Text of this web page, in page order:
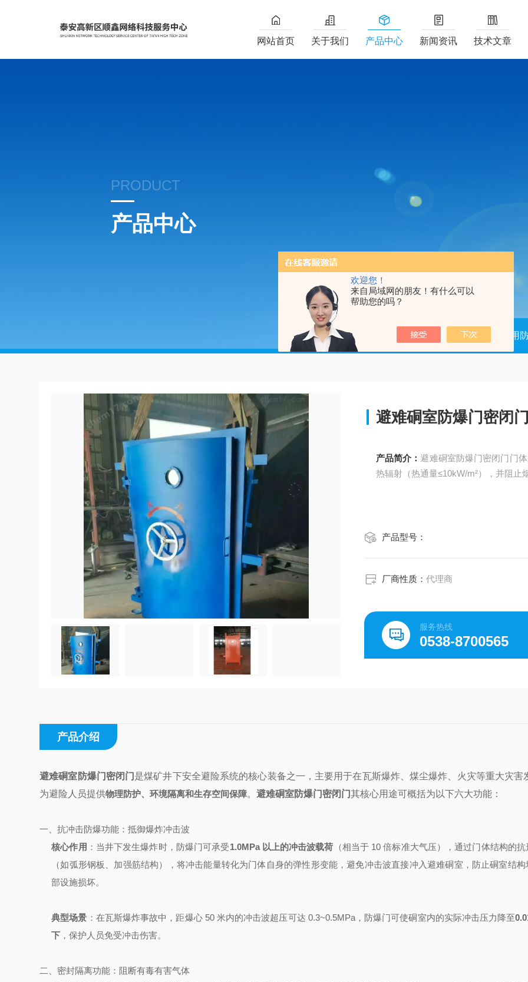
欢迎您！
来自局域网的朋友！有什么可以
帮助您的吗？
网站首页 关于我们 产品中心 新闻资讯 技术文章
PRODUCT
产品中心
首页 产品中心 煤矿用
避难硐室防爆门密闭
产品简介：避难硐室防爆门密闭门门
热辐射（热通量≤10kW/m²），并阻
产品型号：
厂商性质：代理商
服务热线
0538-8700565
产品介绍
避难硐室防爆门密闭门 是煤矿井下安全避险系统的核心装备之一，主要用于在瓦斯爆炸、煤尘爆炸、火灾等重大灾害
为避险人员提供物理防护、环境隔离和生存空间保障。避难硐室防爆门密闭门其核心用途可概括为以下六大功能：
一、抗冲击防爆功能：抵御爆炸冲击波
核心作用 ：当井下发生爆炸时，防爆门可承受1.0MPa 以上的冲击波载荷 （相当于 10 倍标准大气压），通过门体结构的
（如弧形钢板、加强筋结构），将冲击能量转化为门体自身的弹性形变能，避免冲击波直接冲入避难硐室，防止硐室结
部设施损坏。
典型场景 ：在瓦斯爆炸事故中，距爆心 50 米内的冲击波超压可达 0.3~0.5MPa，防爆门可使硐室内的实际冲击压力降至
下 ，保护人员免受冲击伤害。
二、密封隔离功能：阻断有毒有害气体